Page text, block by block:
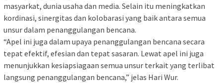
masyarkat, dunia usaha dan media. Selain itu meningkatkan
kordinasi, sinergitas dan kolobarasi yang baik antara semua
unsur dalam penanggulangan bencana.
“Apel ini juga dalam upaya penanggulangan bencana secara
tepat efektif, efesian dan tepat sasaran. Lewat apel ini juga
menunjukkan kesiapsiagaan semua unsur terkait yang terlibat
langsung penanggulangan bencana,” jelas Hari Wur.